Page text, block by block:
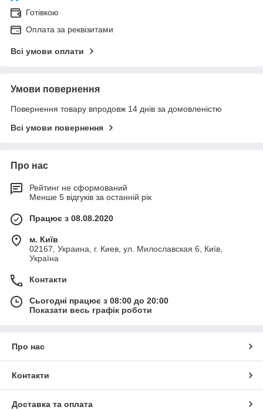
Готівкою
Оплата за реквізитами
Всі умови оплати
Умови повернення
Повернення товару впродовж 14 днів за домовленістю
Всі умови повернення
Про нас
Рейтинг не сформований
Менше 5 відгуків за останній рік
Працює з 08.08.2020
м. Київ
02167, Украина, г. Киев, ул. Милославская 6, Київ,
Україна
Контакти
Сьогодні працює з 08:00 до 20:00
Показати весь графік роботи
Про нас
Контакти
Доставка та оплата